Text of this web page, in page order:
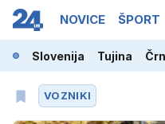
NOVICE ŠPORT
Slovenija Tujina
VOZNIKI